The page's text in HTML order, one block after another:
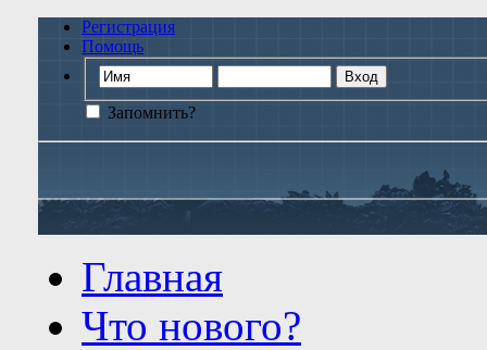
Регистрация
Помощь
Запомнить?
Главная
Что нового?